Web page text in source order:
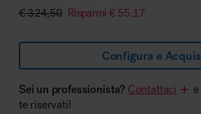
€324,50 Risparmi €55,17
Configura e
Sei un professionista? Contattaci
te riservati!